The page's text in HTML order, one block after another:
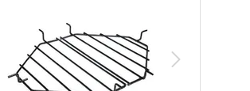
Нравится товар?
Задайте вопрос.
WhatsApp